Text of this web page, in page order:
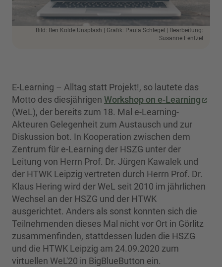
Bild: Ben Kolde Unsplash | Grafik: Paula Schlegel | Bearbeitung:
Susanne Fentzel
E-Learning – Alltag statt Projekt!, so lautete das
Motto des diesjährigen Workshop on e-Learning
(WeL), der bereits zum 18. Mal e-Learning-
Akteuren Gelegenheit zum Austausch und zur
Diskussion bot. In Kooperation zwischen dem
Zentrum für e-Learning der HSZG unter der
Leitung von Herrn Prof. Dr. Jürgen Kawalek und
der HTWK Leipzig vertreten durch Herrn Prof. Dr.
Klaus Hering wird der WeL seit 2010 im jährlichen
Wechsel an der HSZG und der HTWK
ausgerichtet. Anders als sonst konnten sich die
Teilnehmenden dieses Mal nicht vor Ort in Görlitz
zusammenfinden, stattdessen luden die HSZG
und die HTWK Leipzig am 24.09.2020 zum
virtuellen WeL'20 in BigBlueButton ein.